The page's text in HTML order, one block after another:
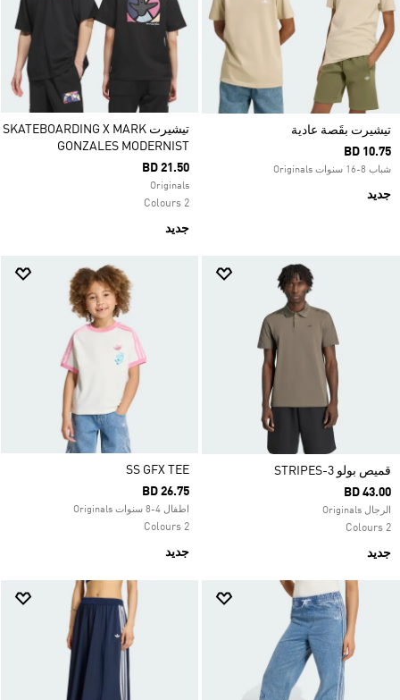
تيشيرت بقَصة عادية
BD 10.75
شباب 8-16 سنوات Originals
جديد
تيشيرت SKATEBOARDING X MARK
GONZALES MODERNIST
BD 21.50
Originals
2 Colours
جديد
قميص بولو 3-STRIPES
BD 43.00
الرجال Originals
2 Colours
جديد
SS GFX TEE
BD 26.75
اطفال 4-8 سنوات Originals
2 Colours
جديد